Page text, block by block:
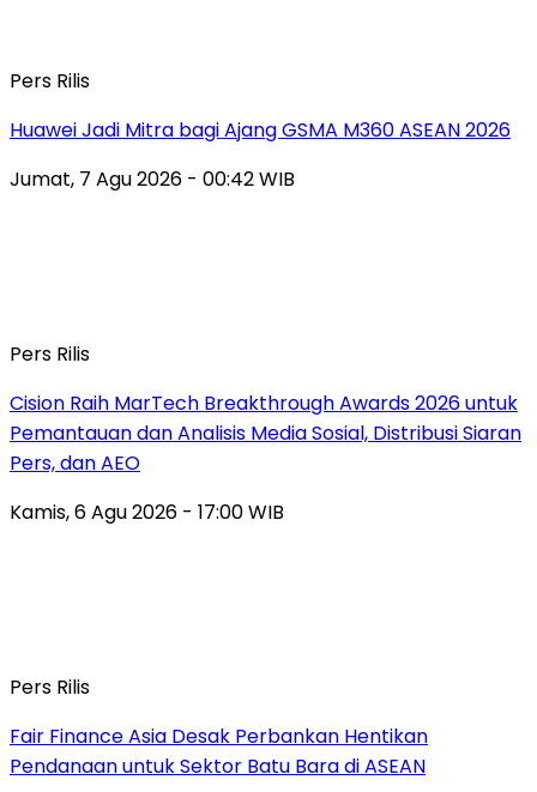
Pers Rilis
Huawei Jadi Mitra bagi Ajang GSMA M360 ASEAN 2026
Jumat, 7 Agu 2026 - 00:42 WIB
Pers Rilis
Cision Raih MarTech Breakthrough Awards 2026 untuk
Pemantauan dan Analisis Media Sosial, Distribusi Siaran
Pers, dan AEO
Kamis, 6 Agu 2026 - 17:00 WIB
Pers Rilis
Fair Finance Asia Desak Perbankan Hentikan
Pendanaan untuk Sektor Batu Bara di ASEAN